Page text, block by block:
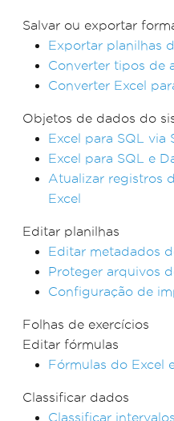
Salvar ou exportar
Exportar planilhas
Converter tipos de
Converter Excel
Objetos de dados do
Excel para SQL via
Excel para SQL e
Atualizar registros
Excel
Editar planilhas
Editar metadados
Proteger arquivos
Configuração de
Folhas de exercícios
Editar fórmulas
Fórmulas do Excel
Classificar dados
Classificar